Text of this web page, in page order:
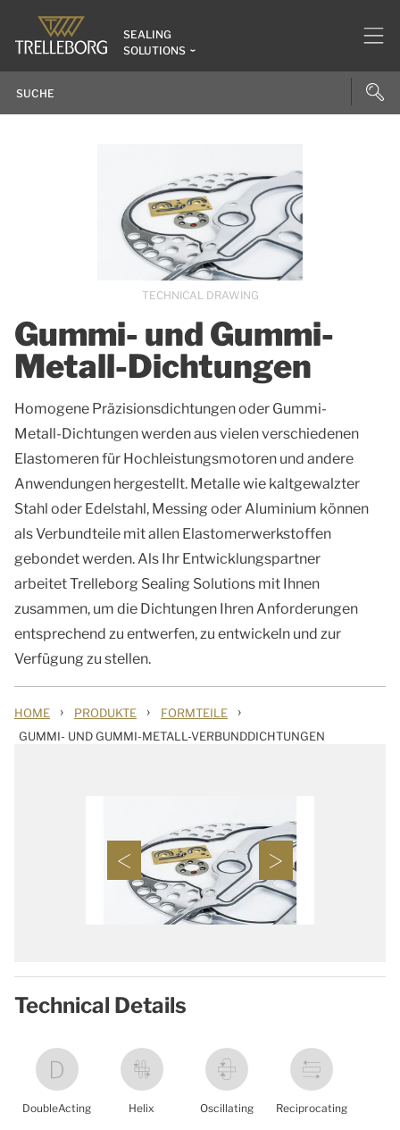
SEALING
SOLUTIONS
Gummi- und Gummi-
Metall-Dichtungen
Homogene Präzisionsdichtungen oder Gummi-
Metall-Dichtungen werden aus vielen verschiedenen
Elastomeren für Hochleistungsmotoren und andere
Anwendungen hergestellt. Metalle wie kaltgewalzter
Stahl oder Edelstahl, Messing oder Aluminium können
als Verbundteile mit allen Elastomerwerkstoffen
gebondet werden. Als Ihr Entwicklungspartner
arbeitet Trelleborg Sealing Solutions mit Ihnen
zusammen, um die Dichtungen Ihren Anforderungen
entsprechend zu entwerfen, zu entwickeln und zur
Verfügung zu stellen.
TECHNICAL DRAWING
HOME › PRODUKTE › FORMTEILE ›
GUMMI- UND GUMMI-METALL-VERBUNDDICHTUNGEN
Technical Details
DoubleActing Helix Oscillating Reciprocating